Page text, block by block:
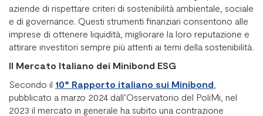
aziende di rispettare criteri di sostenibilità ambientale, sociale
e di governance. Questi strumenti finanziari consentono alle
imprese di ottenere liquidità, migliorare la loro reputazione e
attirare investitori sempre più attenti ai temi della sostenibilità.
Il Mercato Italiano dei Minibond ESG
Secondo il 10° Rapporto italiano sui Minibond
pubblicato a marzo 2024 dall’Osservatorio del PoliMi, nel
2023 il mercato in generale ha subito una contrazione